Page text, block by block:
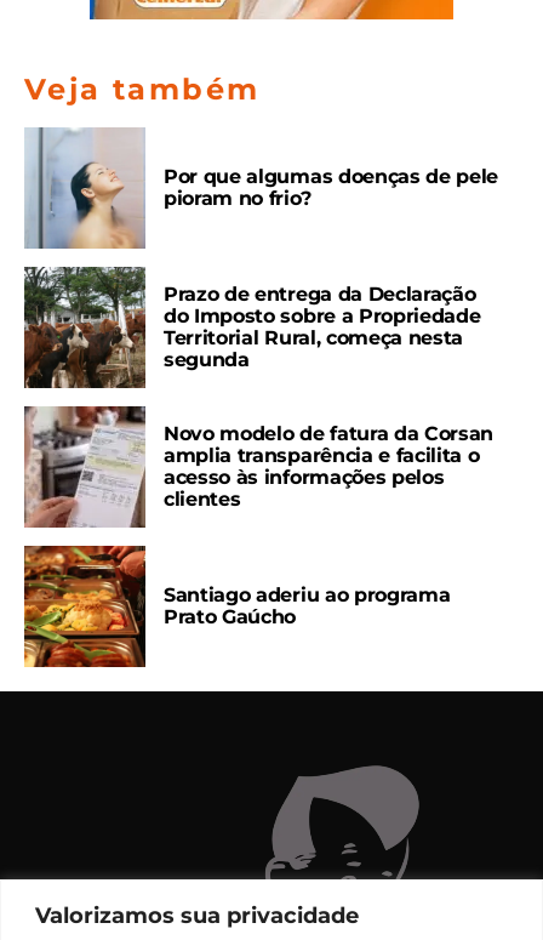
Valorizamos sua privacidade
Veja também
Por que algumas doenças de pele
pioram no frio?
Prazo de entrega da Declaração
do Imposto sobre a Propriedade
Territorial Rural, começa nesta
segunda
Novo modelo de fatura da Corsan
amplia transparência e facilita o
acesso às informações pelos
clientes
Santiago aderiu ao programa
Prato Gaúcho